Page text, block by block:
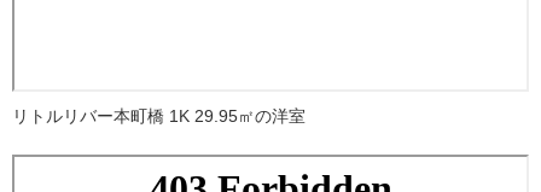
リトルリバー本町橋 1K 29.95㎡の洋室